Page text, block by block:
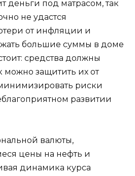
деньги под матрасом, так
не удастся
от инфляции и
большие суммы в доме
средства должны
можно защитить их от
риски
развитии
валюты,
цены на нефть и
динамика курса